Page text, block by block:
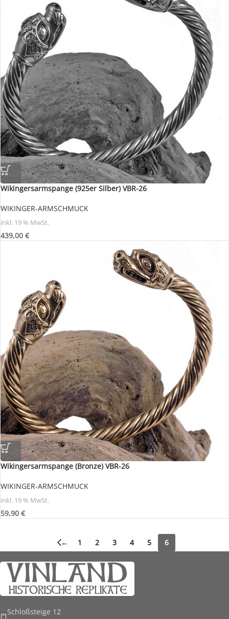
Wikingersarmspange (925er Silber) VBR-26
WIKINGER-ARMSCHMUCK
inkl. 19 % MwSt.
439,00 €
Wikingersarmspange (Bronze) VBR-26
WIKINGER-ARMSCHMUCK
inkl. 19 % MwSt.
59,90 €
← 1 2 3 4 5 6
Schloßsteige 12